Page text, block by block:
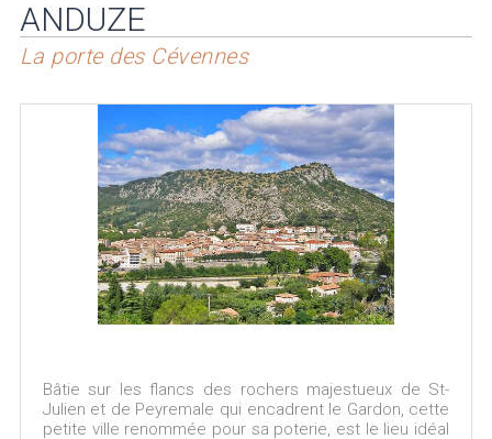
ANDUZE
La porte des Cévennes
Bâtie sur les flancs des rochers majestueux de St-
Julien et de Peyremale qui encadrent le Gardon, cette
petite ville renommée pour sa poterie, est le lieu idéal